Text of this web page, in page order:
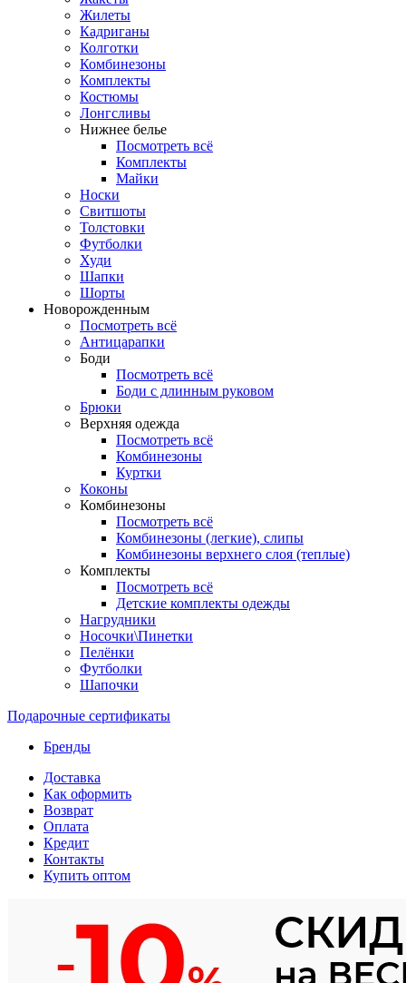
Жилеты
Кадриганы
Колготки
Комбинезоны
Комплекты
Костюмы
Лонгсливы
Нижнее белье
Посмотреть всё
Комплекты
Майки
Носки
Свитшоты
Толстовки
Футболки
Худи
Шапки
Шорты
Новорожденным
Посмотреть всё
Антицарапки
Боди
Посмотреть всё
Боди с длинным руковом
Брюки
Верхняя одежда
Посмотреть всё
Комбинезоны
Куртки
Коконы
Комбинезоны
Посмотреть всё
Комбинезоны (легкие), слипы
Комбинезоны верхнего слоя (теплые)
Комплекты
Посмотреть всё
Детские комплекты одежды
Нагрудники
Носочки\Пинетки
Пелёнки
Футболки
Шапочки
Подарочные сертификаты
Бренды
Доставка
Как оформить
Возврат
Оплата
Кредит
Контакты
Купить оптом